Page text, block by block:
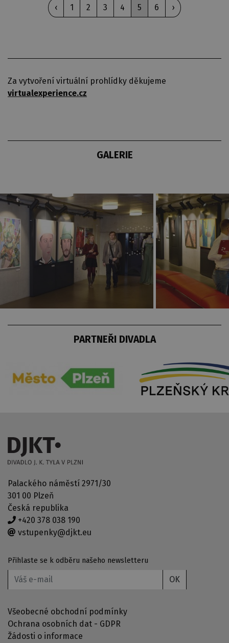
‹ 1 2 3 4 5 6 ›
Za vytvoření virtuální prohlídky děkujeme
virtualexperience.cz
GALERIE
PARTNEŘI DIVADLA
Palackého náměstí 2971/30
301 00 Plzeň
Česká republika
+420 378 038 190
vstupenky@djkt.eu
Přihlaste se k odběru našeho newsletteru
OK
Všeobecné obchodní podmínky
Ochrana osobních dat - GDPR
Žádosti o informace